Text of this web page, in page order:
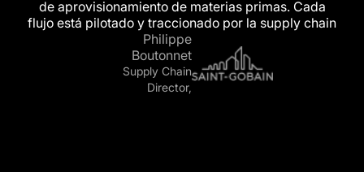
de aprovisionamiento de materias primas. Cada
flujo está pilotado y traccionado por la supply chain
Philippe
Boutonnet
Supply Chain
Director,